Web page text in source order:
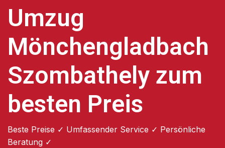
Umzug
Mönchengladbach
Szombathely zum
besten Preis
Beste Preise ✓ Umfassender Service ✓ Persönliche
Beratung ✓